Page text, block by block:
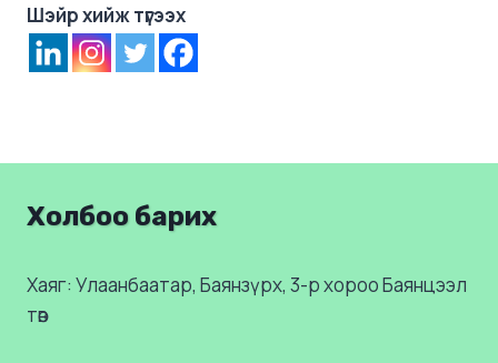
Шэйр хийж түгээх
Холбоо барих
Хаяг: Улаанбаатар, Баянзүрх, 3-р хороо Баянцээл
төв